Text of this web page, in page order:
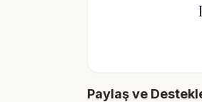
Paylaş ve